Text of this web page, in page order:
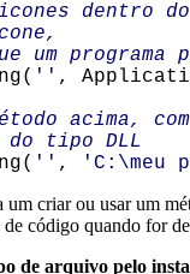
dentro
um
'' ,
acima,
tipo DLL
'' , 'C:\meu
um criar ou usar um
de código quando for
de arquivo pelo